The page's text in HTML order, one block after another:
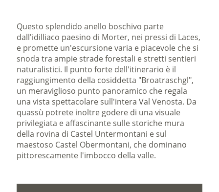
Questo splendido anello boschivo parte
dall'idilliaco paesino di Morter, nei pressi di Laces,
e promette un'escursione varia e piacevole che si
snoda tra ampie strade forestali e stretti sentieri
naturalistici. Il punto forte dell'itinerario è il
raggiungimento della cosiddetta "Broatraschgl",
un meraviglioso punto panoramico che regala
una vista spettacolare sull'intera Val Venosta. Da
quassù potrete inoltre godere di una visuale
privilegiata e affascinante sulle storiche mura
della rovina di Castel Untermontani e sul
maestoso Castel Obermontani, che dominano
pittorescamente l'imbocco della valle.